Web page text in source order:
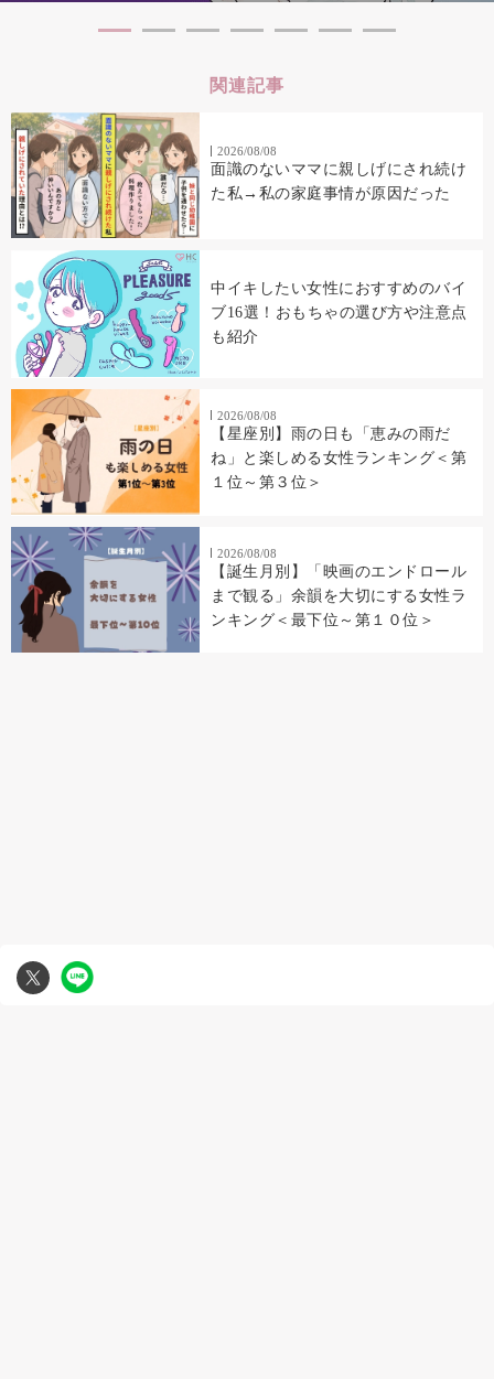
関連記事
2026/08/08
面識のないママに親しげにされ続け
た私→私の家庭事情が原因だった
中イキしたい女性におすすめのバイ
ブ16選！おもちゃの選び方や注意点
も紹介
2026/08/08
【星座別】雨の日も「恵みの雨だ
ね」と楽しめる女性ランキング＜第
１位～第３位＞
2026/08/08
【誕生月別】「映画のエンドロール
まで観る」余韻を大切にする女性ラ
ンキング＜最下位～第１０位＞